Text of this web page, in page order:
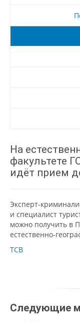
На
факультете
идёт прием
Эксперт-
и специалист
можно получить в
естественно-
ТСВ
Следующие